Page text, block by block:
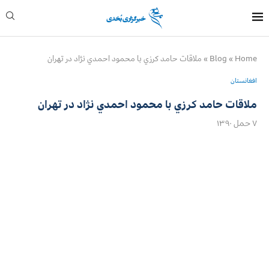
Home
»
Blog
» ملاقات حامد كرزي با محمود احمدي ن‍ژاد در تهران
افغانستان
ملاقات حامد كرزي با محمود احمدي ن‍ژاد در تهران
۷ حمل ۱۳۹۰